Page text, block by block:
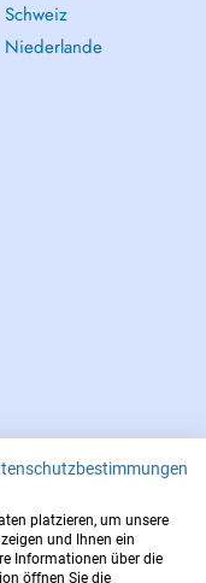
Schweiz
Niederlande
platzieren, um unsere
und Ihnen ein
Informationen über die
öffnen Sie die